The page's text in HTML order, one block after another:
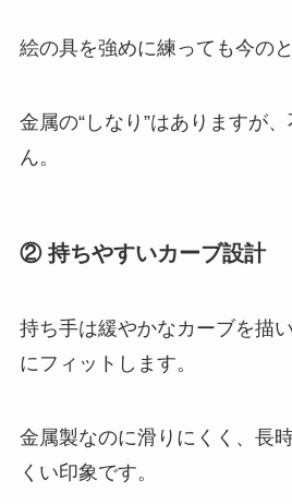
絵の具を強めに練っても今の
金属の“しなり”はありますが
ん。
② 持ちやすいカーブ設計
持ち手は緩やかなカーブを描
にフィットします。
金属製なのに滑りにくく、長
くい印象です。